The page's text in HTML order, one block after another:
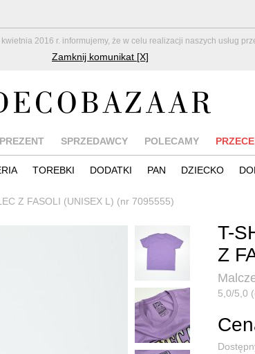
2016 r. informujemy, że w celu realizacji naszych usług
Zamknij komunikat [X]
SPRZEDAWCY POLECAMY
TOREBKI DODATKI PAN DZIECKO
Z FASOLI (UNISEX L) (nr 7095555)
T-
Z
5,0/5,0